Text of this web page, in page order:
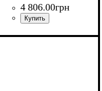
4 806.00грн